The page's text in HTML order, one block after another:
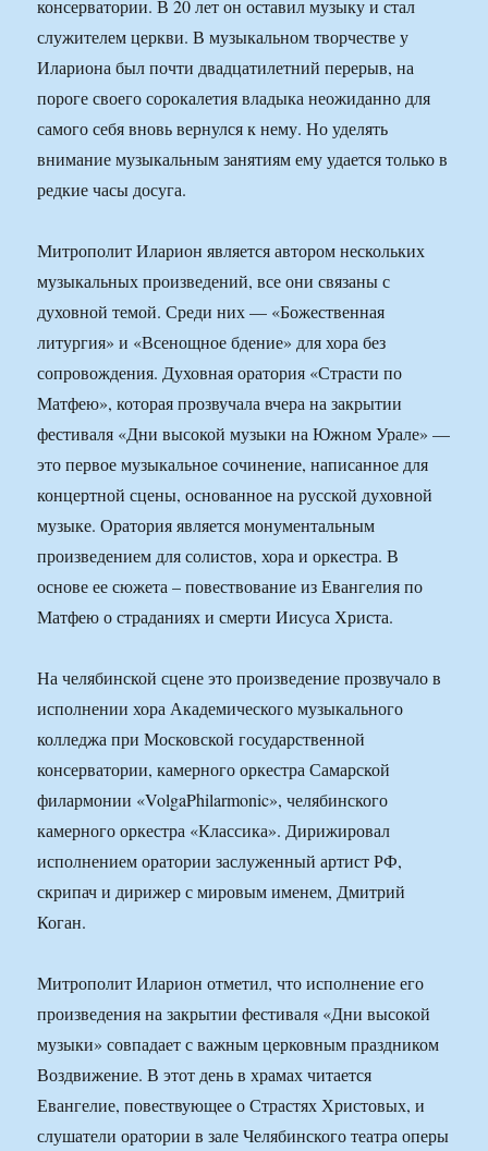
консерватории. В 20 лет он оставил музыку и стал
служителем церкви. В музыкальном творчестве у
Илариона был почти двадцатилетний перерыв, на
пороге своего сорокалетия владыка неожиданно для
самого себя вновь вернулся к нему. Но уделять
внимание музыкальным занятиям ему удается только в
редкие часы досуга.
Митрополит Иларион является автором нескольких
музыкальных произведений, все они связаны с
духовной темой. Среди них — «Божественная
литургия» и «Всенощное бдение» для хора без
сопровождения. Духовная оратория «Страсти по
Матфею», которая прозвучала вчера на закрытии
фестиваля «Дни высокой музыки на Южном Урале» —
это первое музыкальное сочинение, написанное для
концертной сцены, основанное на русской духовной
музыке. Оратория является монументальным
произведением для солистов, хора и оркестра. В
основе ее сюжета – повествование из Евангелия по
Матфею о страданиях и смерти Иисуса Христа.
На челябинской сцене это произведение прозвучало в
исполнении хора Академического музыкального
колледжа при Московской государственной
консерватории, камерного оркестра Самарской
филармонии «VolgaPhilarmonic», челябинского
камерного оркестра «Классика». Дирижировал
исполнением оратории заслуженный артист РФ,
скрипач и дирижер с мировым именем, Дмитрий
Коган.
Митрополит Иларион отметил, что исполнение его
произведения на закрытии фестиваля «Дни высокой
музыки» совпадает с важным церковным праздником
Воздвижение. В этот день в храмах читается
Евангелие, повествующее о Страстях Христовых, и
слушатели оратории в зале Челябинского театра оперы